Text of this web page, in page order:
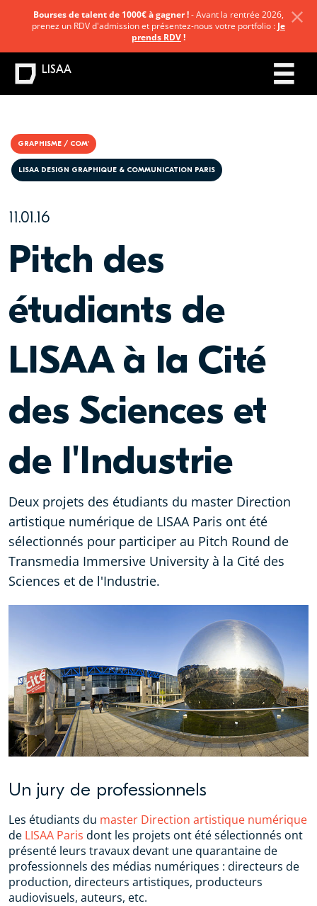
GRAPHISME / COM'
11.01.16
LISAA DESIGN GRAPHIQUE & COMMUNICATION PARIS
Pitch des
étudiants de
LISAA à la Cité
des Sciences et
de l'Industrie
Deux projets des étudiants du master Direction
artistique numérique de LISAA Paris ont été
sélectionnés pour participer au Pitch Round de
Transmedia Immersive University à la Cité des
Sciences et de l'Industrie.
Un jury de professionnels
Les étudiants du master Direction artistique numérique
de LISAA Paris dont les projets ont été sélectionnés ont
présenté leurs travaux devant une quarantaine de
professionnels des médias numériques : directeurs de
production, directeurs artistiques, producteurs
audiovisuels, auteurs, etc.
Bourses de talent de 1000€ à gagner !- Avant la rentrée 2026,
prenez un RDV d'admission et présentez-nous votre portfolio : Je
prends RDV!
LISAA